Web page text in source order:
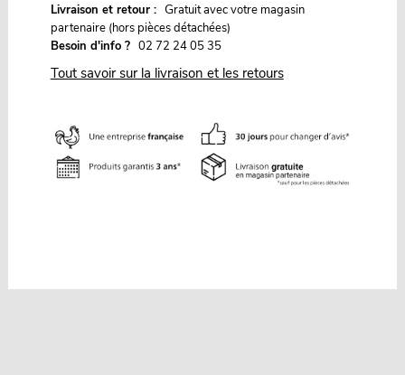
Livraison et retour : Gratuit avec votre magasin
partenaire (hors pièces détachées)
Besoin d'info ? 02 72 24 05 35
Tout savoir sur la livraison et les retours